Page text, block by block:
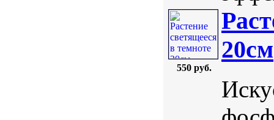
550 руб.
20см